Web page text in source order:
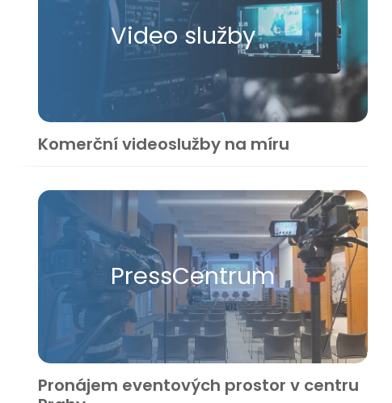
Video služby
Komerční videoslužby na míru
Press​Centrum
Pronájem eventových prostor v centru